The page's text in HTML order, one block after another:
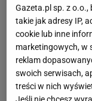
Gazeta.pl sp. z
takie jak adresy IP,
cookie lub inne
marketingowych, w
reklam
swoich serwisach,
treści w nich
Jeśli nie chcesz